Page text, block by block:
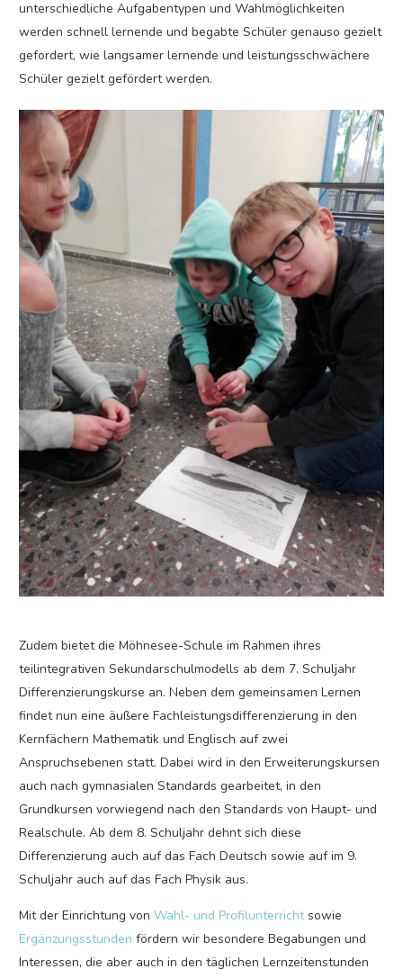
unterschiedliche Aufgabentypen und Wahlmöglichkeiten
werden schnell lernende und begabte Schüler genauso gezielt
gefordert, wie langsamer lernende und leistungsschwächere
Schüler gezielt gefördert werden.
Zudem bietet die Möhnesee-Schule im Rahmen ihres
teilintegrativen Sekundarschulmodells ab dem 7. Schuljahr
Differenzierungskurse an. Neben dem gemeinsamen Lernen
findet nun eine äußere Fachleistungsdifferenzierung in den
Kernfächern Mathematik und Englisch auf zwei
Anspruchsebenen statt. Dabei wird in den Erweiterungskursen
auch nach gymnasialen Standards gearbeitet, in den
Grundkursen vorwiegend nach den Standards von Haupt- und
Realschule. Ab dem 8. Schuljahr dehnt sich diese
Differenzierung auch auf das Fach Deutsch sowie auf im 9.
Schuljahr auch auf das Fach Physik aus.
Mit der Einrichtung von Wahl- und Profilunterrichtsowie
Ergänzungsstunden fördern wir besondere Begabungen und
Interessen, die aber auch in den täglichen Lernzeitenstunden